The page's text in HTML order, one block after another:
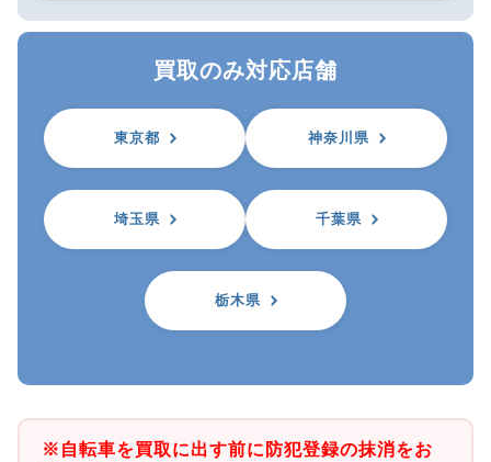
買取のみ対応店舗
東京都 神奈川県
埼玉県 千葉県
栃木県
※自転車を買取に出す前に防犯登録の抹消をお